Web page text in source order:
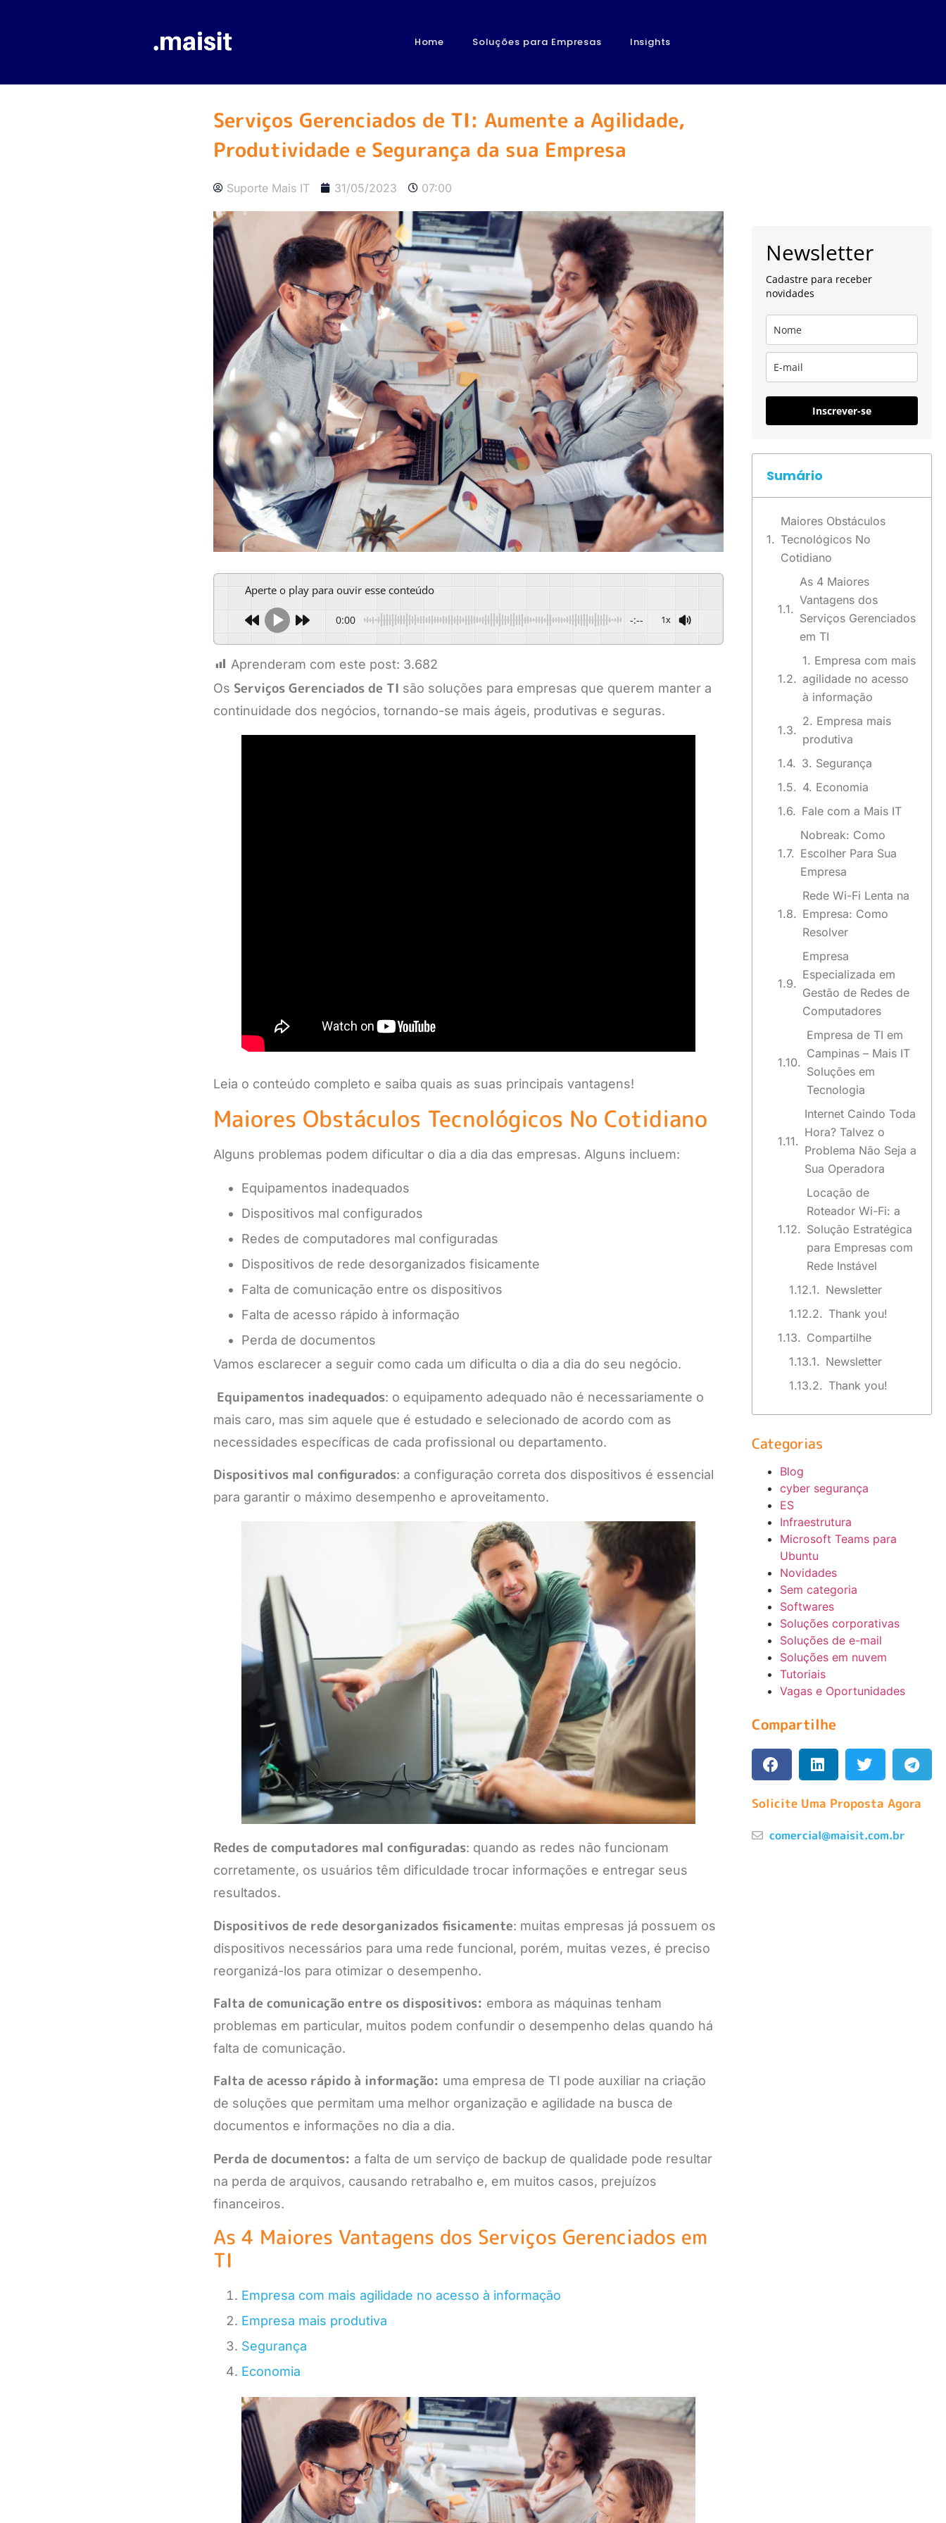
Home Soluções para Empresas Insights
Serviços Gerenciados de TI: Aumente a Agilidade,
Produtividade e Segurança da sua Empresa
Suporte Mais IT 31/05/2023 07:00
Aperte o play para ouvir esse conteúdo
0:00 -:-- 1x
Aprenderam com este post: 3.682
Os Serviços Gerenciados de TI são soluções para empresas que querem manter a
continuidade dos negócios, tornando-se mais ágeis, produtivas e seguras.
Leia o conteúdo completo e saiba quais as suas principais vantagens!
Maiores Obstáculos Tecnológicos No Cotidiano
Alguns problemas podem dificultar o dia a dia das empresas. Alguns incluem:
Equipamentos inadequados
Dispositivos mal configurados
Redes de computadores mal configuradas
Dispositivos de rede desorganizados fisicamente
Falta de comunicação entre os dispositivos
Falta de acesso rápido à informação
Perda de documentos
Vamos esclarecer a seguir como cada um dificulta o dia a dia do seu negócio.
Equipamentos inadequados: o equipamento adequado não é necessariamente o
mais caro, mas sim aquele que é estudado e selecionado de acordo com as
necessidades específicas de cada profissional ou departamento.
Dispositivos mal configurados: a configuração correta dos dispositivos é essencial
para garantir o máximo desempenho e aproveitamento.
Redes de computadores mal configuradas: quando as redes não funcionam
corretamente, os usuários têm dificuldade trocar informações e entregar seus
resultados.
Dispositivos de rede desorganizados fisicamente: muitas empresas já possuem os
dispositivos necessários para uma rede funcional, porém, muitas vezes, é preciso
reorganizá-los para otimizar o desempenho.
Falta de comunicação entre os dispositivos: embora as máquinas tenham
problemas em particular, muitos podem confundir o desempenho delas quando há
falta de comunicação.
Falta de acesso rápido à informação: uma empresa de TI pode auxiliar na criação
de soluções que permitam uma melhor organização e agilidade na busca de
documentos e informações no dia a dia.
Perda de documentos: a falta de um serviço de backup de qualidade pode resultar
na perda de arquivos, causando retrabalho e, em muitos casos, prejuízos
financeiros.
As 4 Maiores Vantagens dos Serviços Gerenciados em
TI
Empresa com mais agilidade no acesso à informação
Empresa mais produtiva
Segurança
Economia
Newsletter
Cadastre para receber
novidades
Inscrever-se
Sumário
Maiores Obstáculos
Tecnológicos No
Cotidiano
As 4 Maiores
Vantagens dos
Serviços Gerenciados
em TI
1. Empresa com mais
agilidade no acesso
à informação
2. Empresa mais
produtiva
3. Segurança
4. Economia
Fale com a Mais IT
Nobreak: Como
Escolher Para Sua
Empresa
Rede Wi-Fi Lenta na
Empresa: Como
Resolver
Empresa
Especializada em
Gestão de Redes de
Computadores
Empresa de TI em
Campinas – Mais IT
Soluções em
Tecnologia
Internet Caindo Toda
Hora? Talvez o
Problema Não Seja a
Sua Operadora
Locação de
Roteador Wi-Fi: a
Solução Estratégica
para Empresas com
Rede Instável
Newsletter
Thank you!
Compartilhe
Newsletter
Thank you!
Categorias
Blog
cyber segurança
ES
Infraestrutura
Microsoft Teams para
Ubuntu
Novidades
Sem categoria
Softwares
Soluções corporativas
Soluções de e-mail
Soluções em nuvem
Tutoriais
Vagas e Oportunidades
Compartilhe
Solicite Uma Proposta Agora
comercial@maisit.com.br